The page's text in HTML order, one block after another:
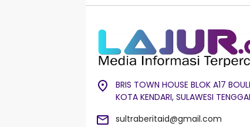
BRIS TOWN HOUSE BLOK A17
KOTA KENDARI, SULAWESI
sultraberitaid@gmail.com